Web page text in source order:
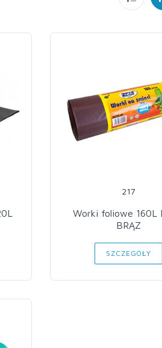
217
Worki foliowe 160L
BRĄZ
SZCZEGÓŁY